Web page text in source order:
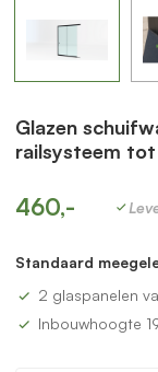
Glazen
railsysteem tot
460,-
Standaard
2 glaspanelen
Inbouwhoogte